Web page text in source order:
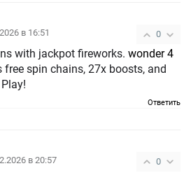
0
в 16:51
with jackpot fireworks. wonder 4
free spin chains, 27x boosts, and
Ответить
0
в 20:57